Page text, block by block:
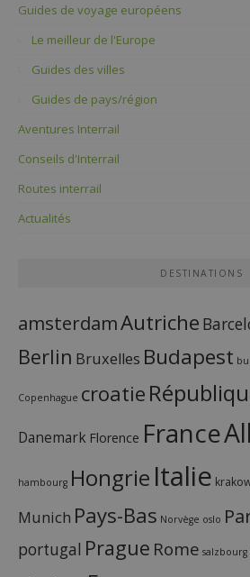
Guides de voyage européens
Le meilleur de l'Europe
Guides des villes
Guides de pays/région
Aventures Interrail
Conseils d'Interrail
Routes interrail
Actualités
DESTINATIONS
amsterdamAutriche
Berlin Bruxelles Budapest
Copenhague croatie
Danemark Florence France
hambourg Hongrie Italie
Munich Pays-Bas Norvège oslo
portugal Prague Rome salzbourg